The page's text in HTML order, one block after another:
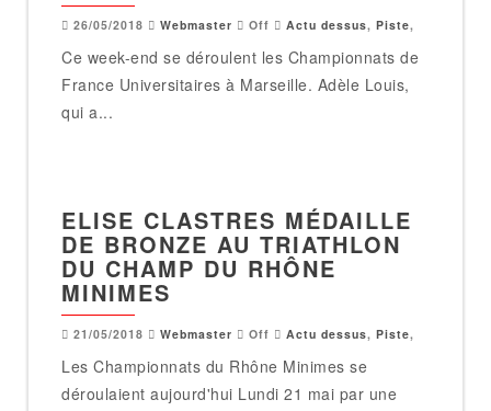
26/05/2018 Webmaster Off Actu dessus, Piste,
Ce week-end se déroulent les Championnats de
France Universitaires à Marseille. Adèle Louis,
qui a...
ELISE CLASTRES MÉDAILLE
DE BRONZE AU TRIATHLON
DU CHAMP DU RHÔNE
MINIMES
21/05/2018 Webmaster Off Actu dessus, Piste,
Les Championnats du Rhône Minimes se
déroulaient aujourd'hui Lundi 21 mai par une